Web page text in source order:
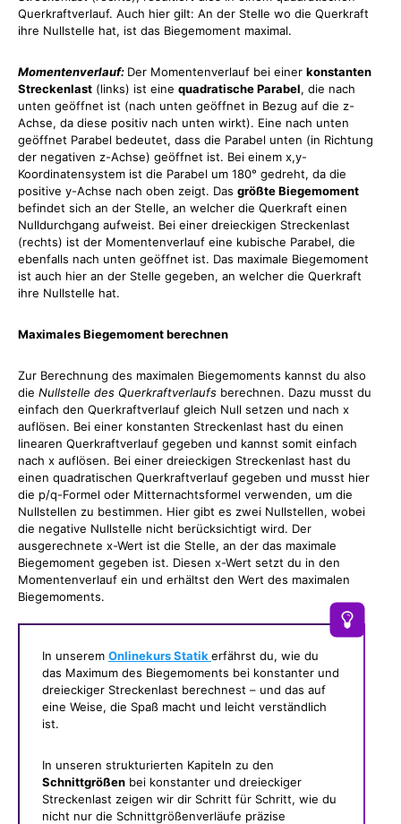
Querkraftverlauf. Auch hier gilt: An der Stelle wo die Querkraft
ihre Nullstelle hat, ist das Biegemoment maximal.
Momentenverlauf: Der Momentenverlauf bei einer konstanten
Streckenlast (links) ist eine quadratische Parabel, die nach
unten geöffnet ist (nach unten geöffnet in Bezug auf die z-
Achse, da diese positiv nach unten wirkt). Eine nach unten
geöffnet Parabel bedeutet, dass die Parabel unten (in Richtung
der negativen z-Achse) geöffnet ist. Bei einem x,y-
Koordinatensystem ist die Parabel um 180° gedreht, da die
positive y-Achse nach oben zeigt. Das größte Biegemoment
befindet sich an der Stelle, an welcher die Querkraft einen
Nulldurchgang aufweist. Bei einer dreieckigen Streckenlast
(rechts) ist der Momentenverlauf eine kubische Parabel, die
ebenfalls nach unten geöffnet ist. Das maximale Biegemoment
ist auch hier an der Stelle gegeben, an welcher die Querkraft
ihre Nullstelle hat.
Maximales Biegemoment berechnen
Zur Berechnung des maximalen Biegemoments kannst du also
die Nullstelle des Querkraftverlaufs berechnen. Dazu musst du
einfach den Querkraftverlauf gleich Null setzen und nach x
auflösen. Bei einer konstanten Streckenlast hast du einen
linearen Querkraftverlauf gegeben und kannst somit einfach
nach x auflösen. Bei einer dreieckigen Streckenlast hast du
einen quadratischen Querkraftverlauf gegeben und musst hier
die p/q-Formel oder Mitternachtsformel verwenden, um die
Nullstellen zu bestimmen. Hier gibt es zwei Nullstellen, wobei
die negative Nullstelle nicht berücksichtigt wird. Der
ausgerechnete x-Wert ist die Stelle, an der das maximale
Biegemoment gegeben ist. Diesen x-Wert setzt du in den
Momentenverlauf ein und erhältst den Wert des maximalen
Biegemoments.
In unserem Onlinekurs Statik erfährst du, wie du
das Maximum des Biegemoments bei konstanter und
dreieckiger Streckenlast berechnest – und das auf
eine Weise, die Spaß macht und leicht verständlich
ist.
In unseren strukturierten Kapiteln zu den
Schnittgrößen bei konstanter und dreieckiger
Streckenlast zeigen wir dir Schritt für Schritt, wie du
nicht nur die Schnittgrößenverläufe präzise